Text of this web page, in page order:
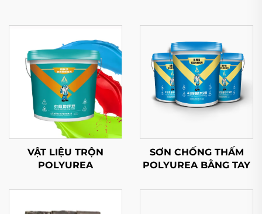
VẬT LIỆU TRỘN
POLYUREA
SƠN CHỐNG THẤM
POLYUREA BẰNG TAY